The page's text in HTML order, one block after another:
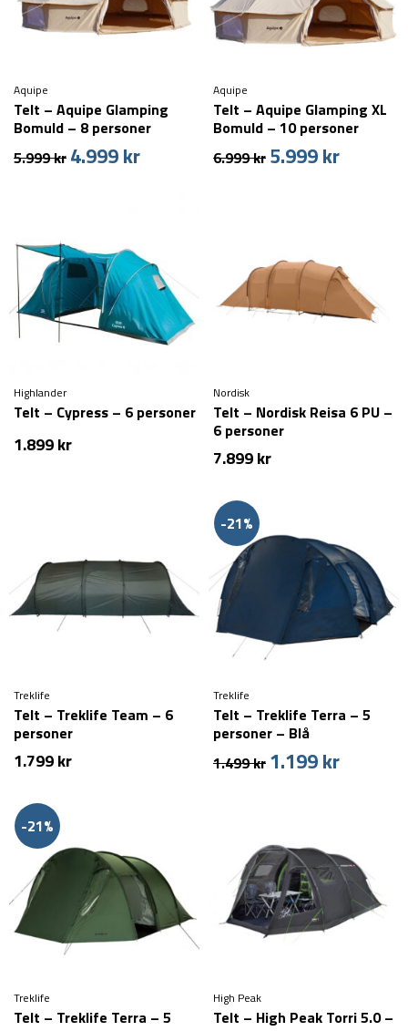
Aquipe
Telt – Aquipe Glamping
Bomuld – 8 personer
5.999kr Den
4.999krDen
Aquipe
Telt – Aquipe Glamping XL
Bomuld – 10 personer
6.999kr Den
5.999krDen
Highlander
Telt – Cypress – 6 personer
1.899kr
Nordisk
Telt – Nordisk Reisa 6 PU –
6 personer
7.899kr
Treklife
Telt – Treklife Team – 6
personer
1.799kr
-21%
Treklife
Telt – Treklife Terra – 5
personer – Blå
1.499kr Den
1.499 kr.
1.199krDen
-21%
Treklife
Telt – Treklife Terra – 5
High Peak
Telt – High Peak Torri 5.0 –